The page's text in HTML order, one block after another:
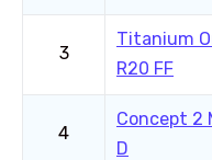
3
Titanium
R20 FF
4
Concept 2
D